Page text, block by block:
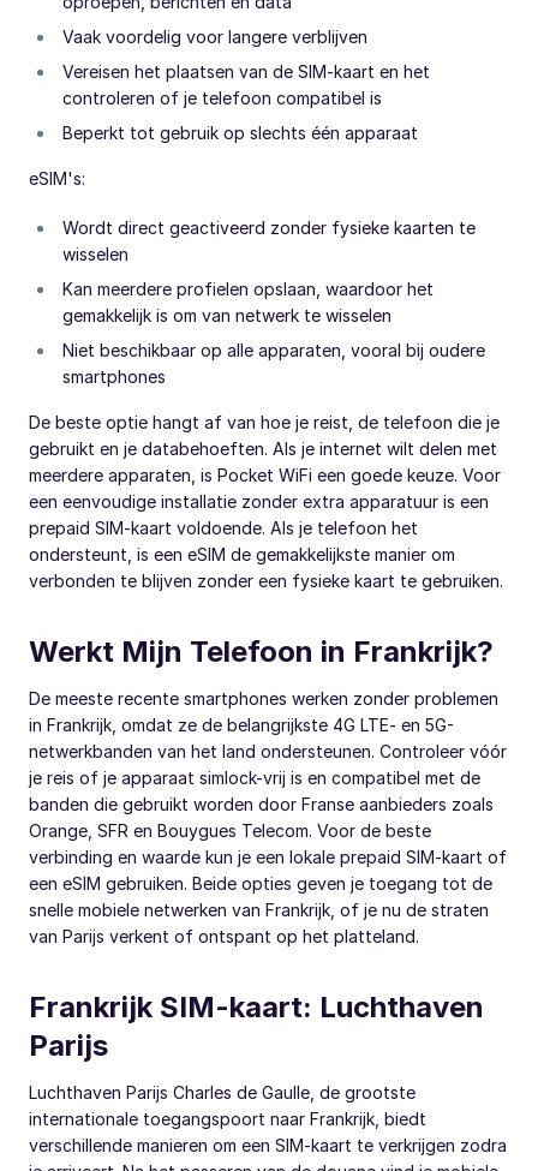
Vaak voordelig voor langere verblijven
Vereisen het plaatsen van de SIM-kaart en het
controleren of je telefoon compatibel is
Beperkt tot gebruik op slechts één apparaat
eSIM's:
Wordt direct geactiveerd zonder fysieke kaarten te
wisselen
Kan meerdere profielen opslaan, waardoor het
gemakkelijk is om van netwerk te wisselen
Niet beschikbaar op alle apparaten, vooral bij oudere
smartphones
De beste optie hangt af van hoe je reist, de telefoon die je
gebruikt en je databehoeften. Als je internet wilt delen met
meerdere apparaten, is Pocket WiFi een goede keuze. Voor
een eenvoudige installatie zonder extra apparatuur is een
prepaid SIM-kaart voldoende. Als je telefoon het
ondersteunt, is een eSIM de gemakkelijkste manier om
verbonden te blijven zonder een fysieke kaart te gebruiken.
Werkt Mijn Telefoon in Frankrijk?
De meeste recente smartphones werken zonder problemen
in Frankrijk, omdat ze de belangrijkste 4G LTE- en 5G-
netwerkbanden van het land ondersteunen. Controleer vóór
je reis of je apparaat simlock-vrij is en compatibel met de
banden die gebruikt worden door Franse aanbieders zoals
Orange, SFR en Bouygues Telecom. Voor de beste
verbinding en waarde kun je een lokale prepaid SIM-kaart of
een eSIM gebruiken. Beide opties geven je toegang tot de
snelle mobiele netwerken van Frankrijk, of je nu de straten
van Parijs verkent of ontspant op het platteland.
Frankrijk SIM-kaart: Luchthaven
Parijs
Luchthaven Parijs Charles de Gaulle, de grootste
internationale toegangspoort naar Frankrijk, biedt
verschillende manieren om een SIM-kaart te verkrijgen zodra